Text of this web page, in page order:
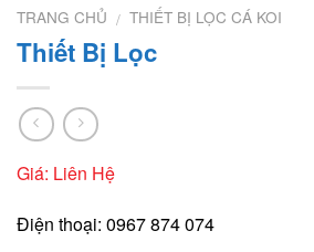
TRANG CHỦ / THIẾT BỊ LỌC CÁ KOI
Thiết Bị Lọc
Giá: Liên Hệ
Điện thoại: 0967 874 074